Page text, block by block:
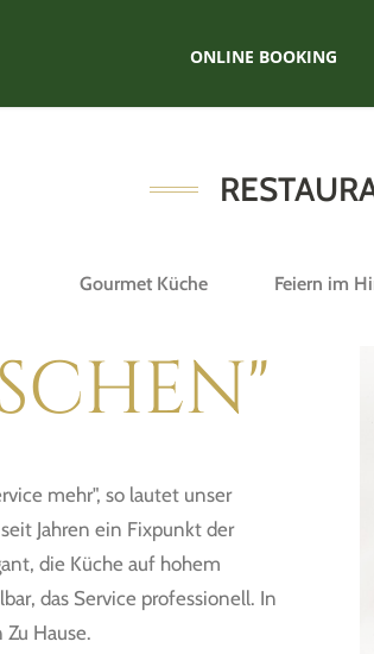
ONLINE BOOKING
Gourmet Küche Feiern im
mehr", so lautet unser
Jahren ein Fixpunkt der
die Küche auf hohem
das Service professionell. In
Hause.